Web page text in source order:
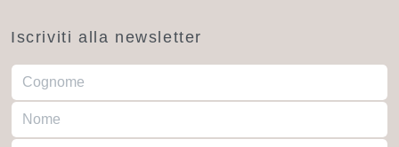
Iscriviti alla newsletter